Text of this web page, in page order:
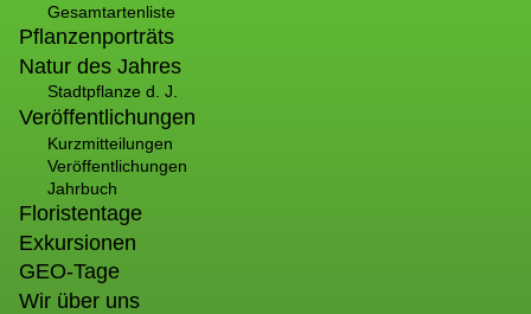
Gesamtartenliste
Pflanzenporträts
Natur des Jahres
Stadtpflanze d. J.
Veröffentlichungen
Kurzmitteilungen
Veröffentlichungen
Jahrbuch
Floristentage
Exkursionen
GEO-Tage
Wir über uns